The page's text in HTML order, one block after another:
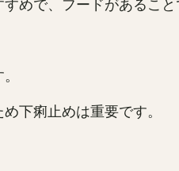
めで、フードがあるこ
下痢止めは重要です。